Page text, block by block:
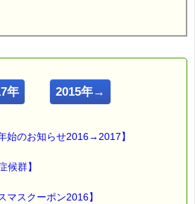
2016.04.14 VOL.932号
年 2015年→
始のお知らせ2016→2017】
候群】
スクーポン2016】